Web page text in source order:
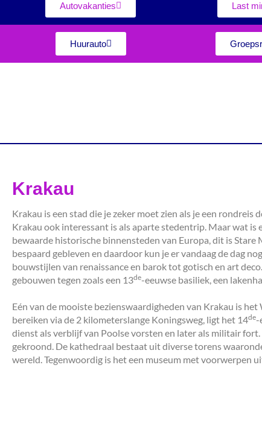
Autovakanties Last
Huurauto
Krakau
Krakau is een stad die je zeker moet zien als je een rondreis
Krakau ook interessant is als aparte stedentrip. Maar wat is
bewaarde historische binnensteden van Europa, dit is
bespaard gebleven en daardoor kun je er vandaag de dag
bouwstijlen van renaissance en barok tot gotisch en art
gebouwen tegen zoals een 13de-eeuwse basiliek, een
Eén van de mooiste bezienswaardigheden van Krakau is
bereiken via de 2 kilometerslange Koningsweg, ligt het 14de-
dienst als verblijf van Poolse vorsten en later als militair
gekroond. De kathedraal bestaat uit diverse torens
wereld. Tegenwoordig is het een museum met voorwerpen